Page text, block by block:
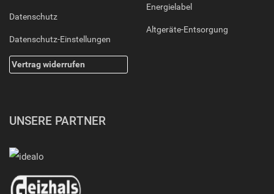
Datenschutz
Datenschutz-Einstellungen
Vertrag widerrufen
Energielabel
Altgeräte-Entsorgung
UNSERE PARTNER